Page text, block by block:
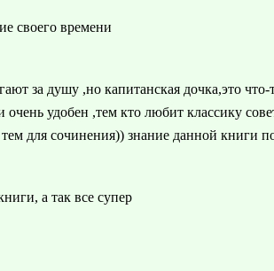
своего времени
за душу ,но капитанская дочка,это
удобен ,тем кто любит классику
для сочинения)) знание данной книги
а так все супер